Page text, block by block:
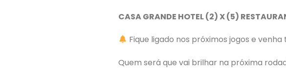
CASA GRANDE HOTEL (2) X (5)
Fique ligado nos próximos jogos e
Quem será que vai brilhar na próxima